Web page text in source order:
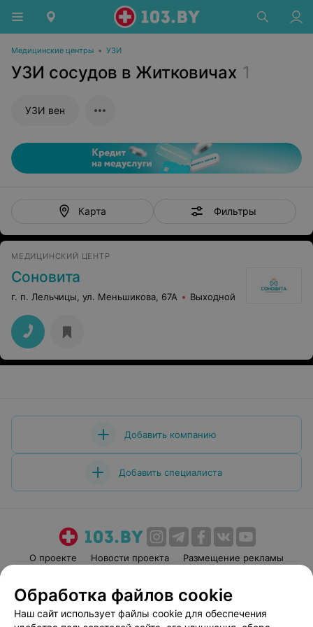
Медицинские центры • УЗИ
УЗИ сосудов в Житковичах 1
УЗИ вен
Карта Фильтры
МЕДИЦИНСКИЙ ЦЕНТР
Соновита
г. п. Лельчицы, ул. Меньшикова, 67А Выходной
Добавить компанию
Добавить специалиста
О проекте Новости проекта
Размещение рекламы
Пользовательское соглашение
Способы оплаты
Вакансии
Партнеры
Обработка файлов cookie
Наш сайт использует файлы cookie для обеспечения